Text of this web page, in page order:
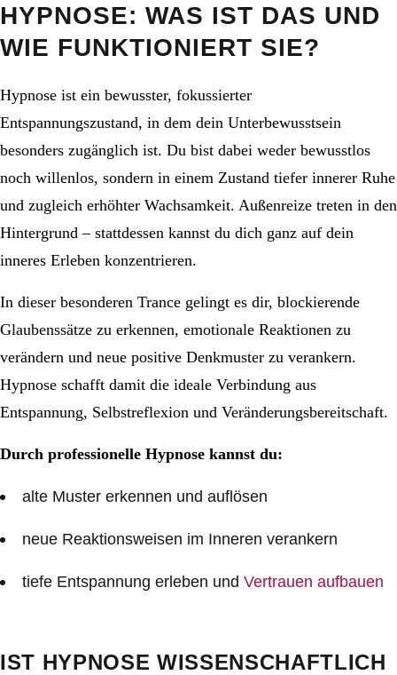
HYPNOSE: WAS IST DAS UND
WIE FUNKTIONIERT SIE?
Hypnose ist ein bewusster, fokussierter
Entspannungszustand, in dem dein Unterbewusstsein
besonders zugänglich ist. Du bist dabei weder bewusstlos
noch willenlos, sondern in einem Zustand tiefer innerer Ruhe
und zugleich erhöhter Wachsamkeit. Außenreize treten in den
Hintergrund – stattdessen kannst du dich ganz auf dein
inneres Erleben konzentrieren.
In dieser besonderen Trance gelingt es dir, blockierende
Glaubenssätze zu erkennen, emotionale Reaktionen zu
verändern und neue positive Denkmuster zu verankern.
Hypnose schafft damit die ideale Verbindung aus
Entspannung, Selbstreflexion und Veränderungsbereitschaft.
Durch professionelle Hypnose kannst du:
alte Muster erkennen und auflösen
neue Reaktionsweisen im Inneren verankern
tiefe Entspannung erleben undVertrauen aufbauen
IST HYPNOSE WISSENSCHAFTLICH